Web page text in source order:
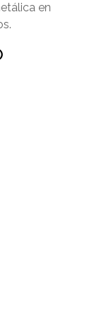
en